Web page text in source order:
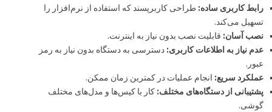
رابط کاربری ساده: طراحی کاربرپسند که استفاده از نرم‌افزار را
تسهیل می‌کند.
نصب آسان: قابلیت نصب بدون نیاز به اینترنت.
عدم نیاز به اطلاعات کاربری: دسترسی به دستگاه بدون نیاز به رمز
عبور.
عملکرد سریع: انجام عملیات در کمترین زمان ممکن.
پشتیبانی از دستگاه‌های مختلف: کار با کیس‌ها و مدل‌های مختلف
گوشی.